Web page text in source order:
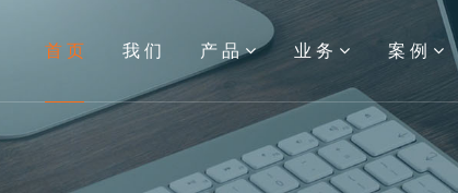
首 页 我 们 产 品 业 务 案 例